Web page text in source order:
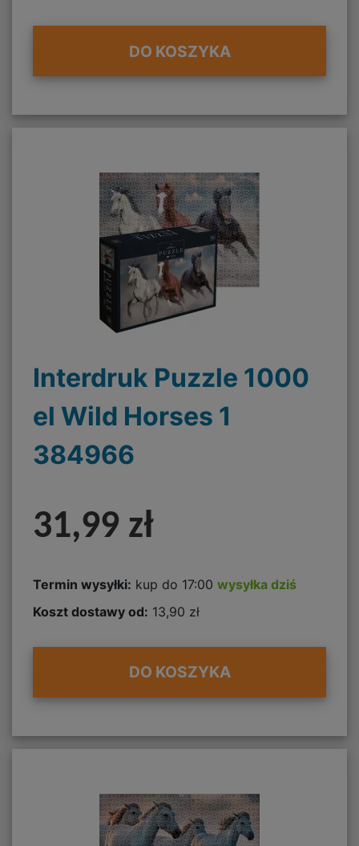
DO KOSZYKA
Interdruk Puzzle 1000
el Wild Horses 1
384966
31,99 zł
Termin wysyłki: kup do 17:00 wysyłka dziś
Koszt dostawy od: 13,90 zł
DO KOSZYKA